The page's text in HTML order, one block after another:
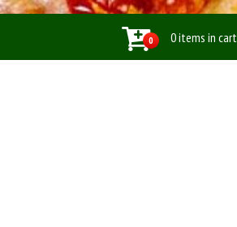
0 0 items in cart